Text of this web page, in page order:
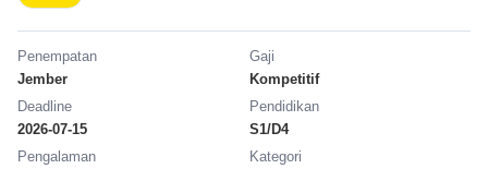
Penempatan
Jember
Gaji
Kompetitif
Deadline
2026-07-15
Pendidikan
S1/D4
Pengalaman
Kategori